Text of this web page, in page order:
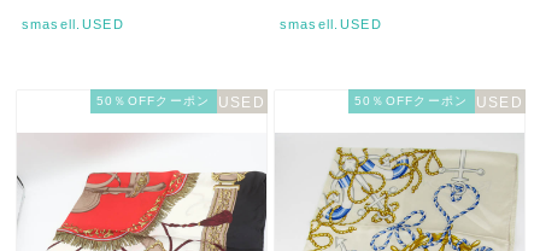
smasell.USED smasell.USED
50％OFFクーポン 50％OFFクーポン